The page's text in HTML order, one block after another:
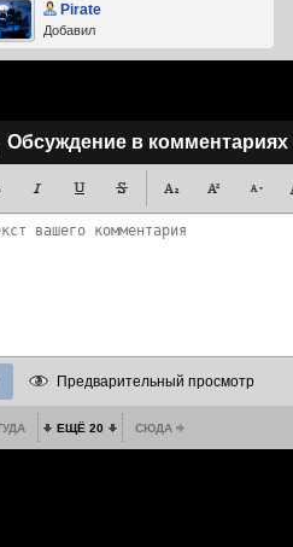
Pirate
Добавил
Обсуждение в комментариях
Предварительный просмотр
ЕЩЁ 20 СЮДА